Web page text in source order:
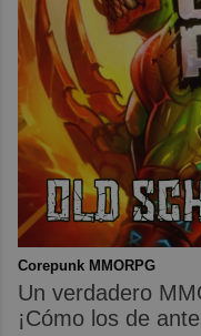
Corepunk MMORPG
Un verdadero
¡Cómo los de